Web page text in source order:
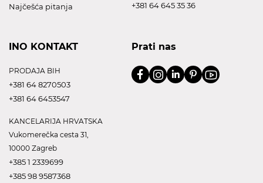
Najčešća pitanja
+381 64 645 35 36
INO KONTAKT
PRODAJA BIH
+381 64 8270503
+381 64 6453547
KANCELARIJA HRVATSKA
Vukomerečka cesta 31,
10000 Zagreb
+385 1 2339699
+385 98 9587368
Prati nas